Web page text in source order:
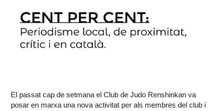
El passat cap de setmana el Club de Judo Renshinkan va
posar en marxa una nova activitat per als membres del club i